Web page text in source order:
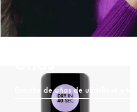
Esmalte de uñas de uñas